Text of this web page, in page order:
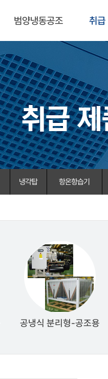
범양냉동공조 취급
취급
냉각탑 항온항습기
공냉식 분리형-공조용